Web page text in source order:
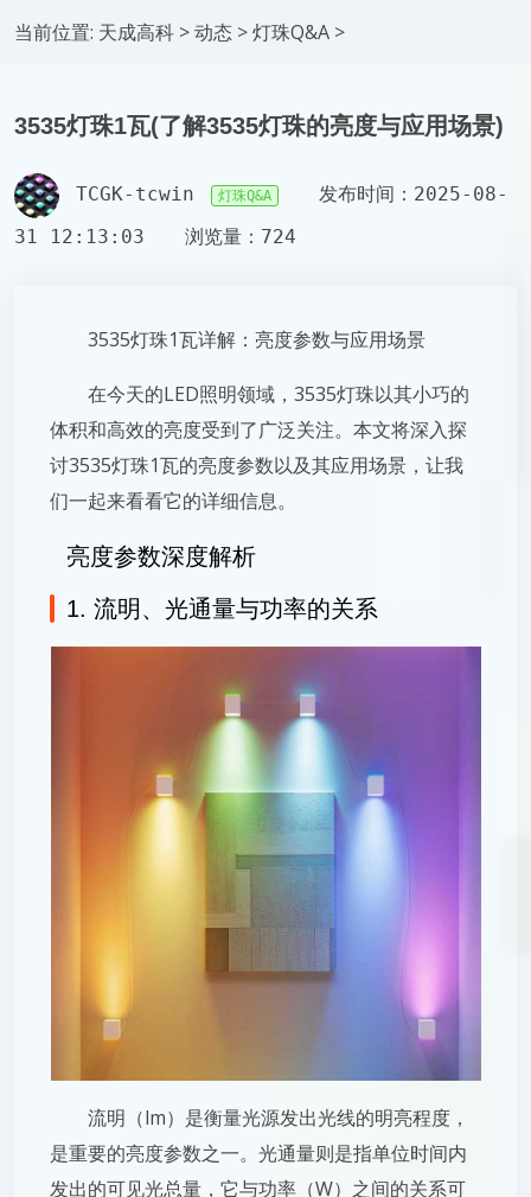
当前位置: 天成高科 >动态 >灯珠Q&A >
3535灯珠1瓦(了解3535灯珠的亮度与应用场景)
TCGK-tcwin 灯珠Q&A
发布时间：2025-08-
31 12:13:03
浏览量：724
3535灯珠1瓦详解：亮度参数与应用场景
在今天的LED照明领域，3535灯珠以其小巧的
体积和高效的亮度受到了广泛关注。本文将深入探
讨3535灯珠1瓦的亮度参数以及其应用场景，让我
们一起来看看它的详细信息。
亮度参数深度解析
1. 流明、光通量与功率的关系
流明（lm）是衡量光源发出光线的明亮程度，
是重要的亮度参数之一。光通量则是指单位时间内
发出的可见光总量，它与功率（W）之间的关系可